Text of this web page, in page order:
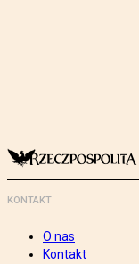
KONTAKT
O nas
Kontakt